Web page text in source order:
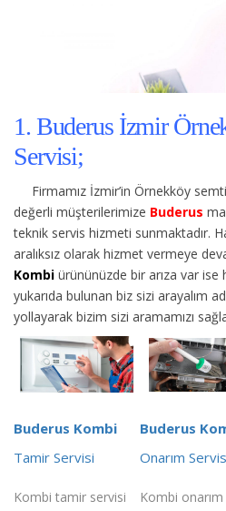
1. Buderus İzmir
Servisi;
Firmamız İzmir’in Örnekköy
değerli müşterilerimize Buderus
teknik servis hizmeti sunmaktadır.
aralıksız olarak hizmet vermeye
Kombi ürününüzde bir arıza var
yukarıda bulunan biz sizi arayalım
yollayarak bizim sizi aramamızı
Buderus Kombi
Tamir Servisi
Kombi tamir servisi
Buderus
Onarım
Kombi